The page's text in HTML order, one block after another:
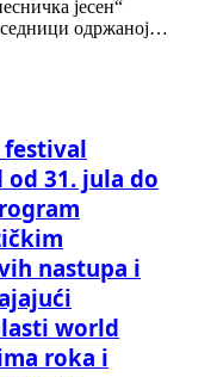
јесен“
одржаној…
festival
31. jula do
nastupa i
world
roka i